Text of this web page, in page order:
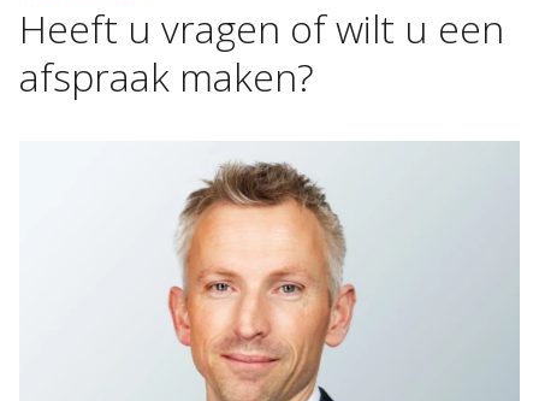
Heeft u vragen ofwilt u een
afspraak maken?